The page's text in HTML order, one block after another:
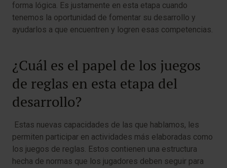
forma lógica. Es justamente en esta etapa cuando
tenemos la oportunidad de fomentar su desarrollo y
ayudarlos a que encuentren y logren esas competencias.
¿Cuál es el papel de los juegos
de reglas en esta etapa del
desarrollo?
Estas nuevas capacidades de las que hablamos, les
permiten participar en actividades más elaboradas como
los juegos de reglas. Estos contienen una estructura
hecha de normas que los jugadores deben seguir para